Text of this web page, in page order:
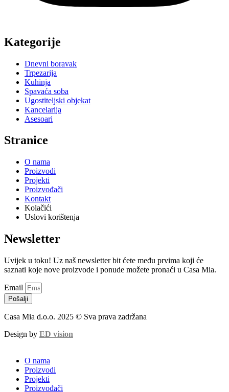
Kategorije
Dnevni boravak
Trpezarija
Kuhinja
Spavaća soba
Ugostiteljski objekat
Kancelarija
Asesoari
Stranice
O nama
Proizvodi
Projekti
Proizvođači
Kontakt
Kolačići
Uslovi korištenja
Newsletter
Uvijek u toku! Uz naš newsletter bit ćete među prvima koji će
saznati koje nove proizvode i ponude možete pronaći u Casa Mia.
Email
Pošalji
Casa Mia d.o.o. 2025 © Sva prava zadržana
Design by ED vision
O nama
Proizvodi
Projekti
Proizvođači